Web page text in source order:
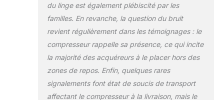
fonction d'oscillation
automatique fait pivoter
automatiquement la grille de 90
degrés pour améliorer la
l'humidité ou la moisissure. 5
MODES DE FONCTIONNEMENT :
Choisissez parmi 5 modes de
fonctionnement avancés : élevé,
du linge est également plébiscité par les
familles. En revanche, la question du bruit
revient régulièrement dans les témoignages : le
compresseur rappelle sa présence, ce qui incite
la majorité des acquéreurs à le placer hors des
zones de repos. Enfin, quelques rares
signalements font état de soucis de transport
affectant le compresseur à la livraison, mais le